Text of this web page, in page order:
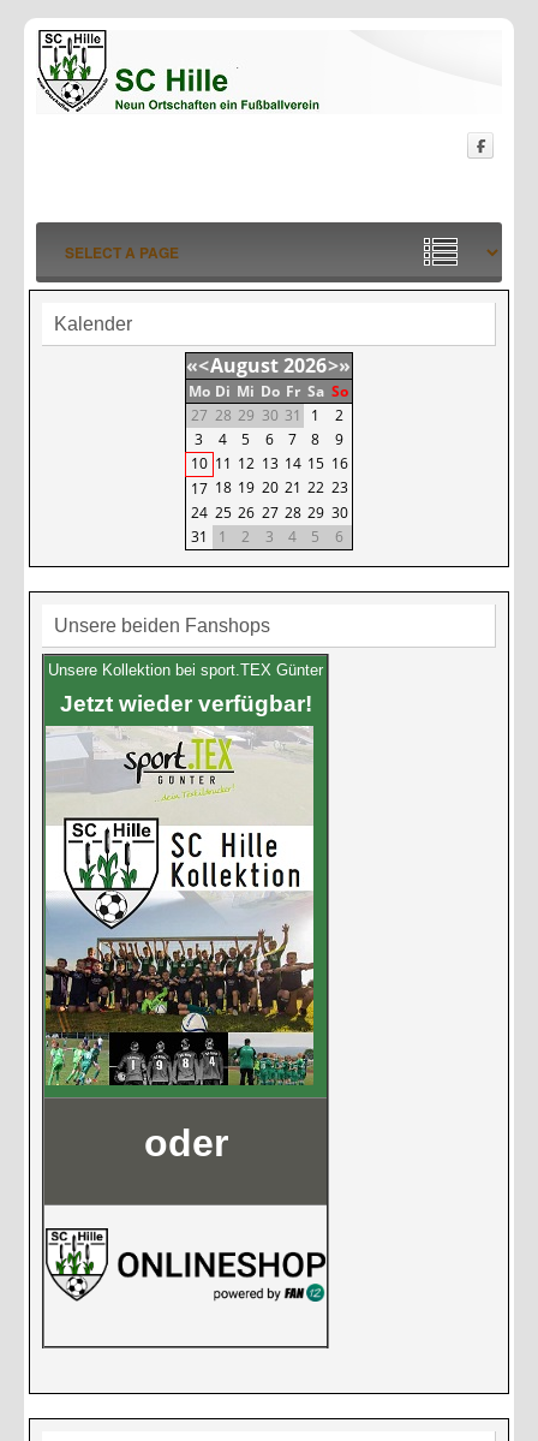
Kalender
«<August2026>»
Mo Di Mi Do Fr Sa So
27 28 29 30 31 1
2
3
4 5 6 7 8
9
10 11 12 13 14 15 16
17 18 19 20 21 22 23
24 25 26 27 28 29 30
31
1 2 3 4 5 6
Unsere beiden Fanshops
Unsere Kollektion bei sport.TEX Günter
Jetzt wieder verfügbar!
oder